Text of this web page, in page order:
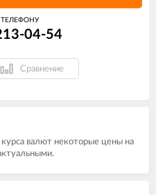
04-54​
Сравнение
курса валют некоторые цены на